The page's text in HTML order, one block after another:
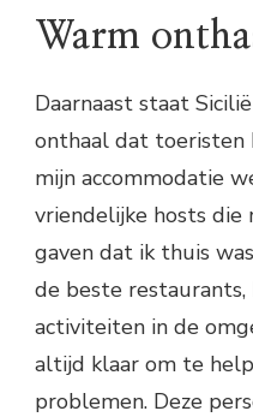
Warm
Daarnaast staat
onthaal dat toeristen
mijn accommodatie
vriendelijke hosts
gaven dat ik thuis
de beste restaurants,
activiteiten in de
altijd klaar om te
problemen. Deze